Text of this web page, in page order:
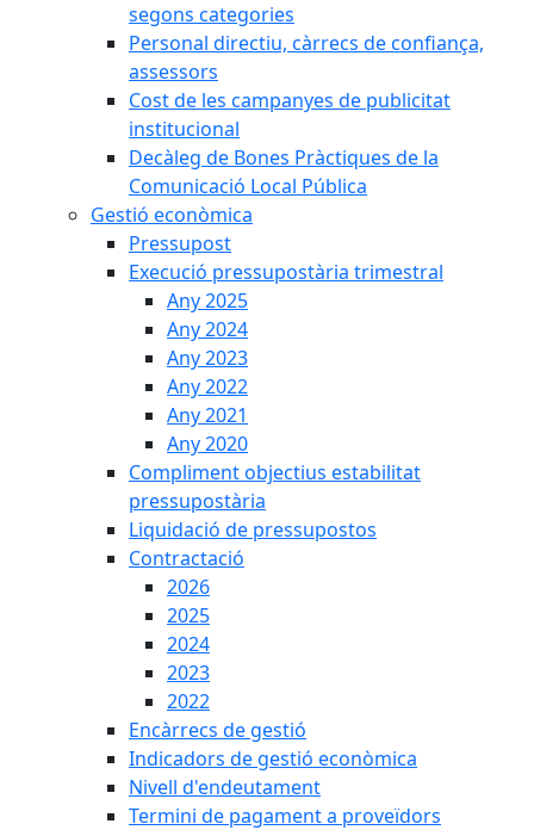
segons categories
Personal directiu, càrrecs de confiança,
assessors
Cost de les campanyes de publicitat
institucional
Decàleg de Bones Pràctiques de la
Comunicació Local Pública
Gestió econòmica
Pressupost
Execució pressupostària trimestral
Any 2025
Any 2024
Any 2023
Any 2022
Any 2021
Any 2020
Compliment objectius estabilitat
pressupostària
Liquidació de pressupostos
Contractació
2026
2025
2024
2023
2022
Encàrrecs de gestió
Indicadors de gestió econòmica
Nivell d'endeutament
Termini de pagament a proveïdors